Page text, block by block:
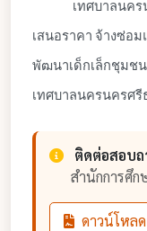
เทศบาลนครนค
เสนอราคา จ้างซ่อ
พัฒนาเด็กเล็กชุมชน
เทศบาลนครนครศ
ติดต่อสอบถ
สำนักการศึก
ดาวน์โหลด